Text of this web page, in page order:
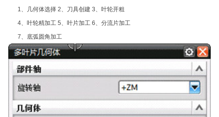
1、几何体选择 2、刀具创建 3、叶轮开粗
4、叶轮精加工 5、叶片加工 6、分流片加工
7、底弧圆角加工